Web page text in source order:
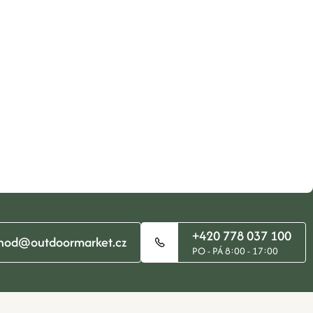
+420 778 037 100
PO - PÁ 8:00 - 17:00